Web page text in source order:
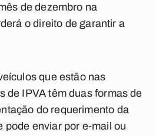
de dezembro na
o direito de garantir a
que estão nas
de IPVA têm duas formas de
do requerimento da
pode enviar por e-mail ou